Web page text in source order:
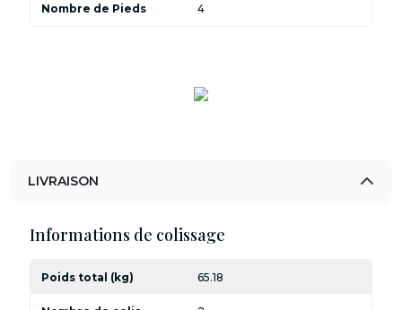
Nombre de Pieds 4
LIVRAISON
Informations de colissage
Poids total (kg) 65.18